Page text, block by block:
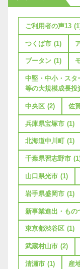
ご利用者の声13
つくば市 (1)
ブータン (1)
中堅・中小・スタ
等の大規模成長投
中央区 (2) 佐
兵庫県宝塚市 (1)
北海道中川町 (1)
千葉県習志野市
山口県光市 (1)
岩手県盛岡市 (1)
新事業進出・もの
東京都渋谷区 (1)
武蔵村山市 (2)
清瀬市 (1) 産